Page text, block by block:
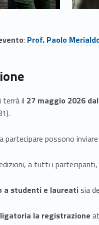
: Link identifier #identifier__173216-5
Prof. Paolo
terrà il 27 maggio 2026
partecipare possono
a tutti i
a studenti e laureatisia
la registrazione